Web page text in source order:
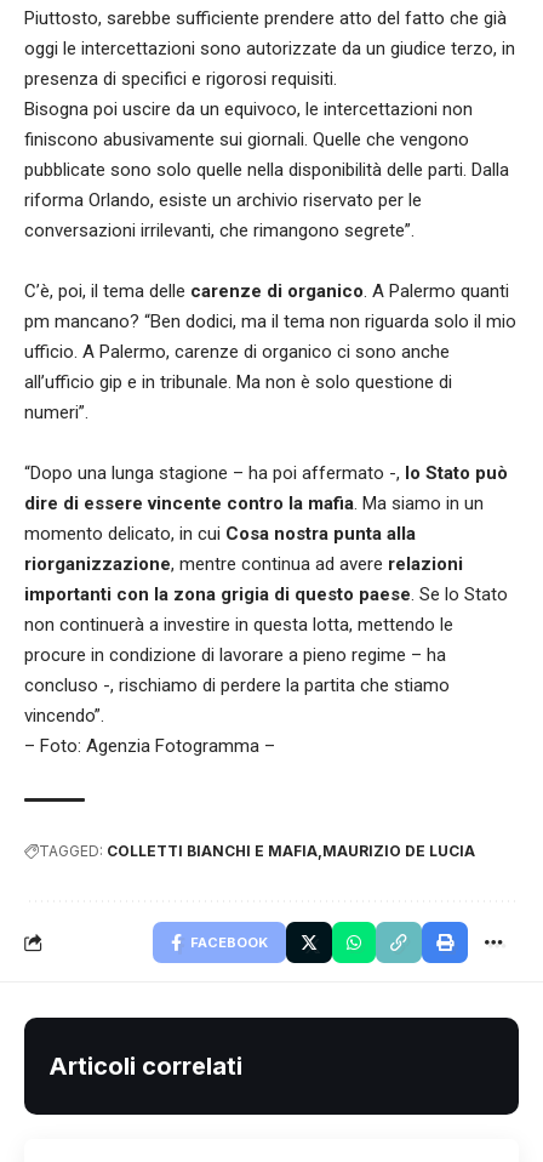
Piuttosto, sarebbe sufficiente prendere atto del fatto che già
oggi le intercettazioni sono autorizzate da un giudice terzo, in
presenza di specifici e rigorosi requisiti.
Bisogna poi uscire da un equivoco, le intercettazioni non
finiscono abusivamente sui giornali. Quelle che vengono
pubblicate sono solo quelle nella disponibilità delle parti. Dalla
riforma Orlando, esiste un archivio riservato per le
conversazioni irrilevanti, che rimangono segrete”.
C’è, poi, il tema delle carenze di organico . A Palermo quanti
pm mancano? “Ben dodici, ma il tema non riguarda solo il mio
ufficio. A Palermo, carenze di organico ci sono anche
all’ufficio gip e in tribunale. Ma non è solo questione di
numeri”.
“Dopo una lunga stagione – ha poi affermato -, lo Stato può
dire di essere vincente contro la mafia . Ma siamo in un
momento delicato, in cui Cosa nostra punta alla
riorganizzazione, mentre continua ad avere relazioni
importanti con la zona grigia di questo paese . Se lo Stato
non continuerà a investire in questa lotta, mettendo le
procure in condizione di lavorare a pieno regime – ha
concluso -, rischiamo di perdere la partita che stiamo
vincendo”.
– Foto: Agenzia Fotogramma –
TAGGED: COLLETTI BIANCHI E MAFIA MAURIZIO DE LUCIA
FACEBOOK
Articoli correlati